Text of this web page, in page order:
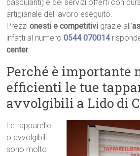
basculanti) e dei servizi offerti con
artigianale del lavoro eseguito.
Prezzionesti e competitivi grazie all’
infatti al numero0544 070014
center.
Perché è importante
efficienti le tue
avvolgibili a Lido di
Le tapparelle
o avvolgibili
sono molto